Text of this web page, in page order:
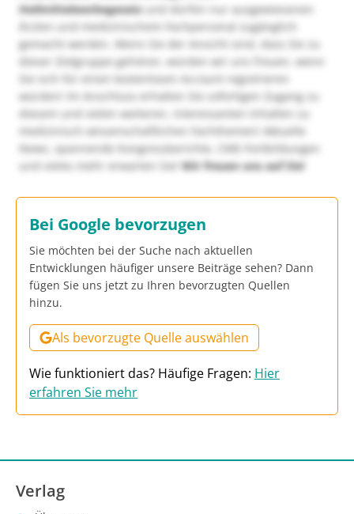
Heilmittelwerbegesetzund dürfen nur ausgewiesenen
Ärzten und medizinischem Fachpersonal zugänglich
gemacht werden. Wenn Sie der Ansicht sind, dass Sie zu
dieser Zielgruppe gehören, würden wir uns freuen, wenn
Sie sich für einen kostenlosen Account registrieren
würden! Im Anschluss erhalten Sie sofortigen Zugang zu
diesem und vielen weiteren, interessanten Inhalten zu
medizinisch-wissenschaftlichen Fachthemen! Aktuelle
News, spannende Kongressberichte, CME-Fortbildungen
und vieles mehr erwarten Sie!Wir freuen uns auf Sie!
Bei Google bevorzugen
Sie möchten bei der Suche nach aktuellen
Entwicklungen häufiger unsere Beiträge sehen? Dann
fügen Sie uns jetzt zu Ihren bevorzugten Quellen
hinzu.
Als bevorzugte Quelle auswählen
Wie funktioniert das? Häufige Fragen: Hier
erfahren Sie mehr
Verlag